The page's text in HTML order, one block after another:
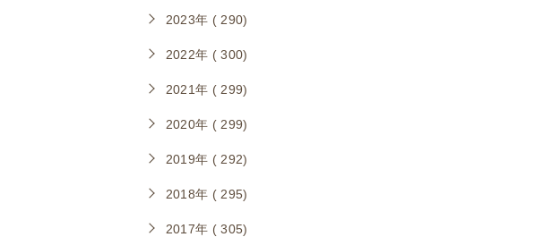
2023年 ( 290)
2022年 ( 300)
2021年 ( 299)
2020年 ( 299)
2019年 ( 292)
2018年 ( 295)
2017年 ( 305)